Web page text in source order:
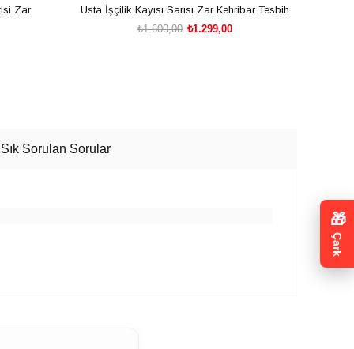
Zar
Usta İşçilik Kayısı Sarısı Zar Kehribar Tesbih
₺1.299,00
₺1.600,00
Sık Sorulan Sorular
🎁
Çark